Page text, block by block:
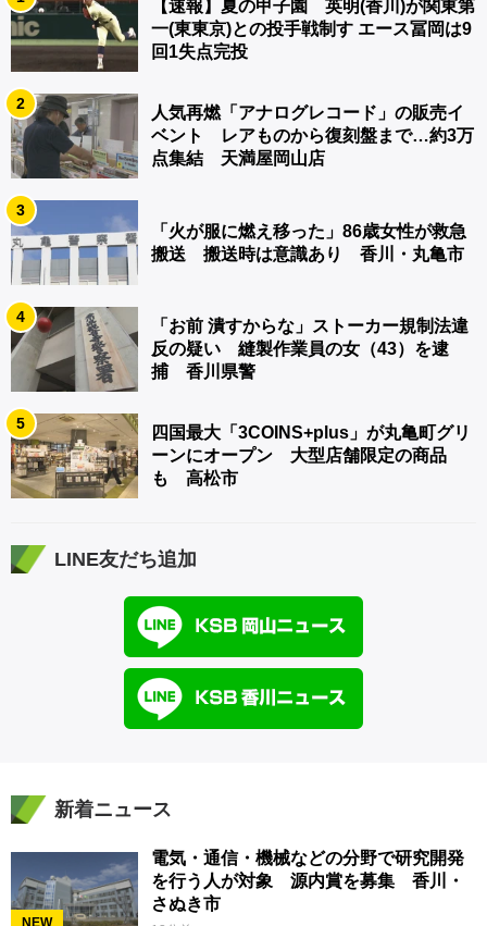
【速報】夏の甲子園 英明(香川)が関東第
一(東東京)との投手戦制す エース冨岡は9
回1失点完投
2
人気再燃「アナログレコード」の販売イ
ベント レアものから復刻盤まで…約3万
点集結 天満屋岡山店
3
「火が服に燃え移った」86歳女性が救急
搬送 搬送時は意識あり 香川・丸亀市
4
「お前 潰すからな」ストーカー規制法違
反の疑い 縫製作業員の女（43）を逮
捕 香川県警
5
四国最大「3COINS+plus」が丸亀町グリ
ーンにオープン 大型店舗限定の商品
も 高松市
LINE友だち追加
新着ニュース
NEW
電気・通信・機械などの分野で研究開発
を行う人が対象 源内賞を募集 香川・
さぬき市